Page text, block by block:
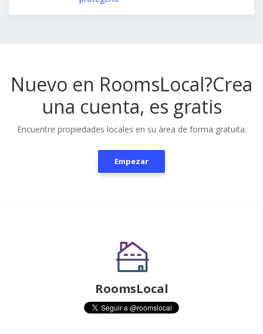
Nuevo en RoomsLocal?Crea
una cuenta, es gratis
Encuentre propiedades locales en su área de forma gratuita.
Empezar
RoomsLocal